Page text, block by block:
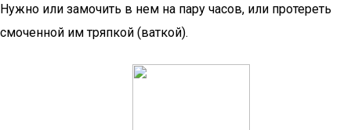
Нужно или замочить в нем на пару часов, или протереть
смоченной им тряпкой (ваткой).